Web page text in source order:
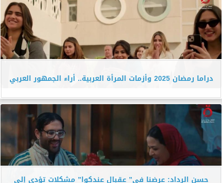
دراما رمضان 2025 وأزمات المرأة العربية.. أراء الجمهور العربي
حسن الرداد: عرضنا في” عقبال عندكوا” مشكلات تؤدي إلى